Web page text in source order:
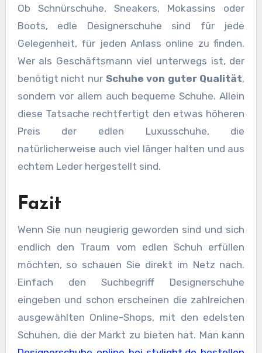
Ob Schnürschuhe, Sneakers, Mokassins oder
Boots, edle Designerschuhe sind für jede
Gelegenheit, für jeden Anlass online zu finden.
Wer als Geschäftsmann viel unterwegs ist, der
benötigt nicht nur Schuhe von guter Qualität,
sondern vor allem auch bequeme Schuhe. Allein
diese Tatsache rechtfertigt den etwas höheren
Preis der edlen Luxusschuhe, die
natürlicherweise auch viel länger halten und aus
echtem Leder hergestellt sind.
Fazit
Wenn Sie nun neugierig geworden sind und sich
endlich den Traum vom edlen Schuh erfüllen
möchten, so schauen Sie direkt im Netz nach.
Einfach den Suchbegriff Designerschuhe
eingeben und schon erscheinen die zahlreichen
ausgewählten Online-Shops, mit den edelsten
Schuhen, die der Markt zu bieten hat. Man kann